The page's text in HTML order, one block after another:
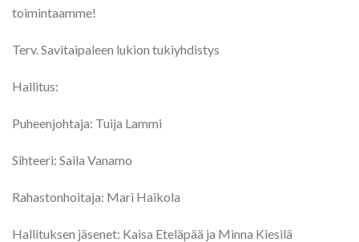
toimintaamme!
Terv. Savitaipaleen lukion tukiyhdistys
Hallitus:
Puheenjohtaja: Tuija Lammi
Sihteeri: Saila Vanamo
Rahastonhoitaja: Mari Haikola
Hallituksen jäsenet: Kaisa Eteläpää ja Minna Kiesilä